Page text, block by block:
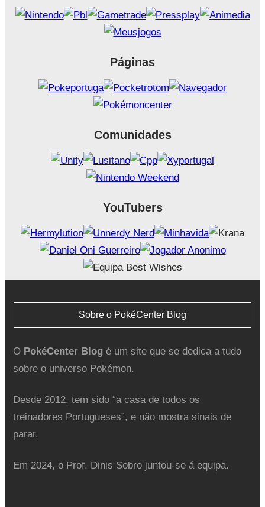
Páginas
Comunidades
YouTubers
Sobre o PokéCenter Blog
O PokéCenter Blogé um site que se dedica a tudo
sobre o universo Pokémon.
Desde 2012, tem sido “a casa de todos os
treinadores Portugueses”, e não mostra sinais de
parar.
Em 2024, o Prof. Dinis Sobro juntou-se á equipa.